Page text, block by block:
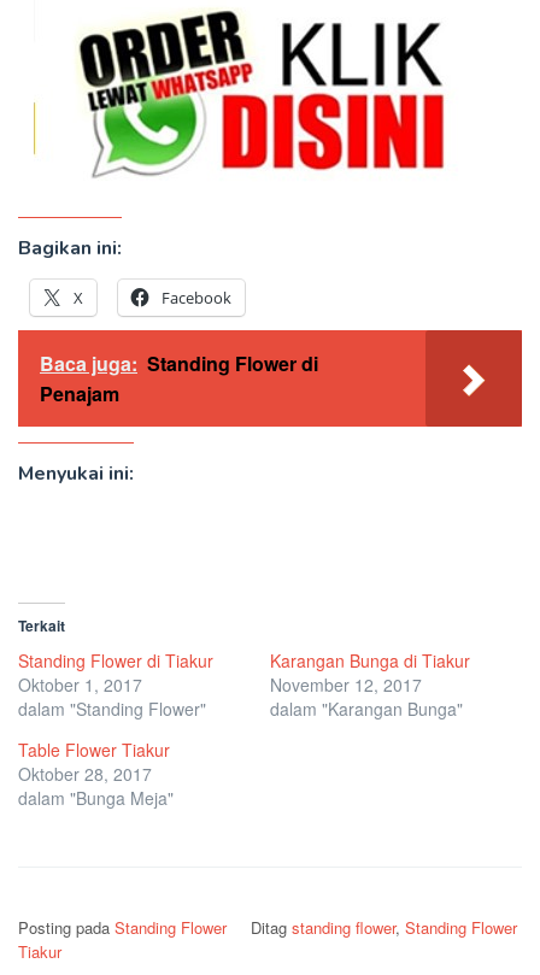
Bagikan ini:
X Facebook
Baca juga: Standing Flower di
Penajam
Menyukai ini:
Terkait
Standing Flower di Tiakur
Oktober 1, 2017
dalam "Standing Flower"
Karangan Bunga di Tiakur
November 12, 2017
dalam "Karangan Bunga"
Table Flower Tiakur
Oktober 28, 2017
dalam "Bunga Meja"
Posting pada Standing Flower Ditag standing flower, Standing Flower
Tiakur